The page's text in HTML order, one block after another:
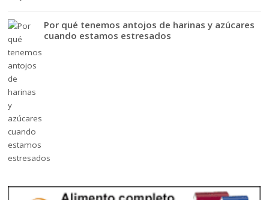
Por qué tenemos antojos de harinas y azúcares
cuando estamos estresados